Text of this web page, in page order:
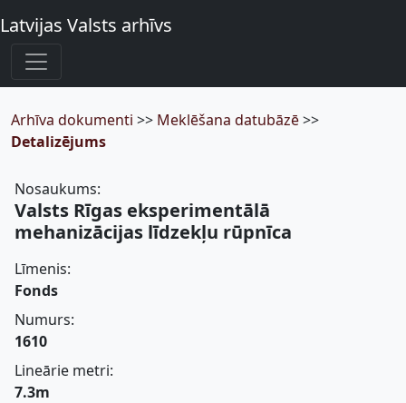
Latvijas Valsts arhīvs
Arhīva dokumenti >> Meklēšana datubāzē>>
Detalizējums
Nosaukums:
Valsts Rīgas eksperimentālā
mehanizācijas līdzekļu rūpnīca
Līmenis:
Fonds
Numurs:
1610
Lineārie metri:
7.3m